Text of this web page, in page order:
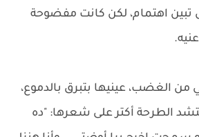
تبين اهتمام، لكن كانت مفضوحة
الغضب، عينيها بتبرق بالدموع،
الطرحة أكتر على شعرها: "ده